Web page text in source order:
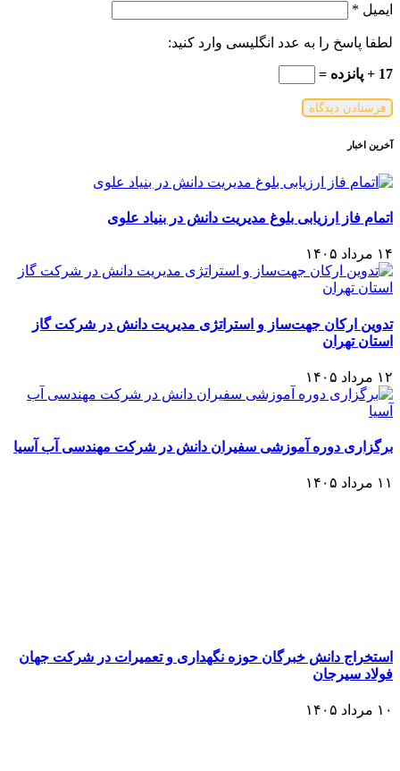
ایمیل *
لطفا پاسخ را به عدد انگلیسی وارد کنید:
17 + پانزده =
آخرین اخبار
اتمام فاز ارزیابی بلوغ مدیریت دانش در بنیاد علوی
۱۴ مرداد ۱۴۰۵
تدوین ارکان جهت‌ساز و استراتژی مدیریت دانش در شرکت گاز
استان تهران
۱۲ مرداد ۱۴۰۵
برگزاری دوره آموزشی سفیران دانش در شرکت مهندسی آب آسیا
۱۱ مرداد ۱۴۰۵
سیزدهمین سمینار اشتراک تجربیات مدیریت دانش با محوریت